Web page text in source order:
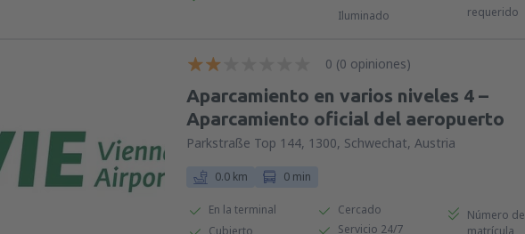
Iluminado
requerido
0 (0 opiniones)
Aparcamiento en varios niveles 4 –
Aparcamiento oficial del aeropuerto
Parkstraße Top 144, 1300, Schwechat, Austria
0.0 km 0 min
En la terminal
Cubierto
Cercado
Servicio 24/7
Número de
matrícula